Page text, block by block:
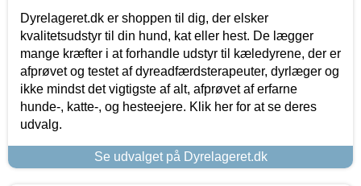
Dyrelageret.dk er shoppen til dig, der elsker
kvalitetsudstyr til din hund, kat eller hest. De lægger
mange kræfter i at forhandle udstyr til kæledyrene, der er
afprøvet og testet af dyreadfærdsterapeuter, dyrlæger og
ikke mindst det vigtigste af alt, afprøvet af erfarne
hunde-, katte-, og hesteejere. Klik her for at se deres
udvalg.
Se udvalget på Dyrelageret.dk